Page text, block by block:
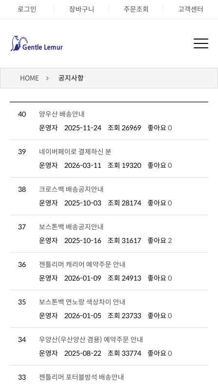
로그인 장바구니 주문조회 고객센터
HOME 공지사항
40
양우산 배송안내
운영자
2025-11-24 조회 26969 좋아요 0
39
네이버페이로 결제하신 분
운영자
2026-03-11 조회 19320 좋아요 0
38
크로스백 배송공지안내
운영자
2025-10-03 조회 28174 좋아요 0
37
보스톤백 배송공지안내
운영자
2025-10-16 조회 31617 좋아요 2
36
젠틀리머 캐리어 예약주문 안내
운영자
2026-01-09 조회 24913 좋아요 0
35
보스톤백 연노랑 색상차이 안내
운영자
2026-01-05 조회 23733 좋아요 0
34
우양산(우산양산 겸용) 예약주문 안내
운영자
2025-08-22 조회 33774 좋아요 0
33
젠틀리머 포터블방석 배송안내